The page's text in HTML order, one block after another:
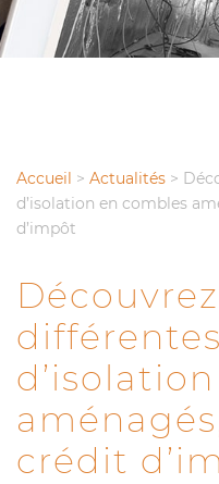
Accueil > Actualités >
d’isolation en combles
d’impôt
crédit